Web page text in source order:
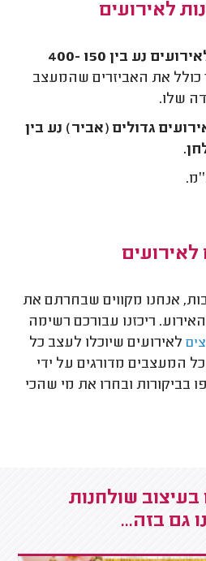
לאירועים
מחיר עיצוב שולחנות לאירועים נע בין 150 -400
כולל את האביזרים שהמעצב
שלו.
גדולים (אביר) נע בין
אנחנו מקווים שבחרתם את
ריכזנו עבורכם רשימה
לאירועים שיוכלו לעצב כל
המעצבים מדורגים על ידי
בביקורות ובחרו את מי שהכי
שולחנות
גם בזה...